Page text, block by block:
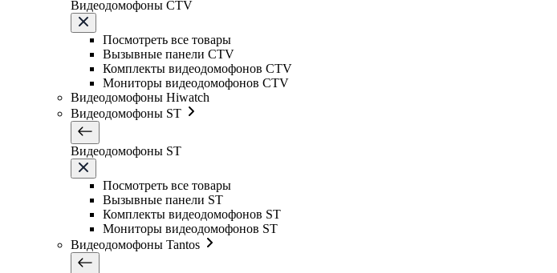
Видеодомофоны CTV
Посмотреть все товары
Вызывные панели CTV
Комплекты видеодомофонов CTV
Мониторы видеодомофонов CTV
Видеодомофоны Hiwatch
Видеодомофоны ST
Видеодомофоны ST
Посмотреть все товары
Вызывные панели ST
Комплекты видеодомофонов ST
Мониторы видеодомофонов ST
Видеодомофоны Tantos